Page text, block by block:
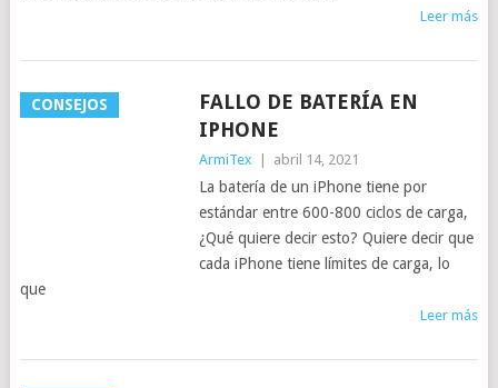
Leer más
CONSEJOS
FALLO DE BATERÍA EN
IPHONE
ArmiTex abril 14, 2021
La batería de un iPhone tiene por
estándar entre 600-800 ciclos de carga,
¿Qué quiere decir esto? Quiere decir que
cada iPhone tiene límites de carga, lo
que
Leer más